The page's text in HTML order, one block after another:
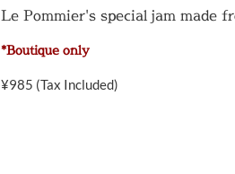
Le Pommier's special jam made
*Boutique only
¥985 (Tax Included)